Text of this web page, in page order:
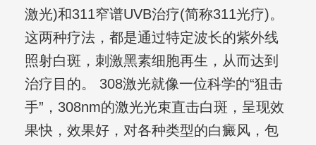
激光)和311窄谱UVB治疗(简称311光疗)。
这两种疗法，都是通过特定波长的紫外线
照射白斑，刺激黑素细胞再生，从而达到
治疗目的。 308激光就像一位科学的“狙击
手”，308nm的激光光束直击白斑，呈现效
果快，效果好，对各种类型的白癜风，包